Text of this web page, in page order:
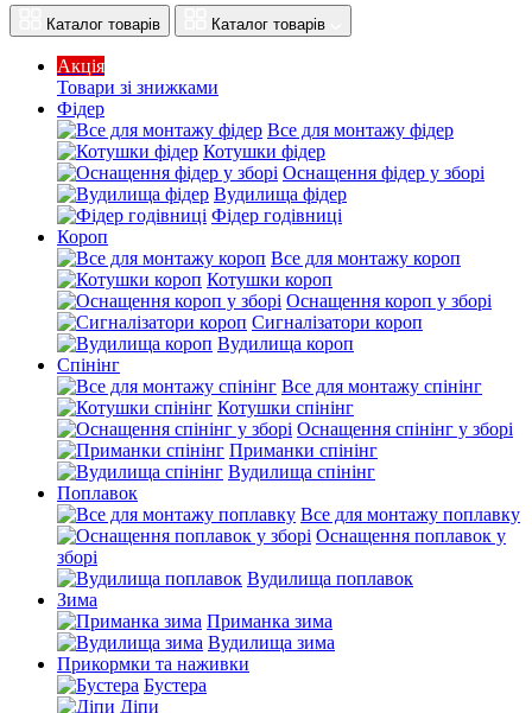
Каталог товарів Каталог товарів
Акція
Товари зі знижками
Фідер
Все для монтажу фідер
Котушки фідер
Оснащення фідер у зборі
Вудилища фідер
Фідер годівниці
Короп
Все для монтажу короп
Котушки короп
Оснащення короп у зборі
Сигналізатори короп
Вудилища короп
Спінінг
Все для монтажу спінінг
Котушки спінінг
Оснащення спінінг у зборі
Приманки спінінг
Вудилища спінінг
Поплавок
Все для монтажу поплавку
Оснащення поплавок у
зборі
Вудилища поплавок
Зима
Приманка зима
Вудилища зима
Прикормки та наживки
Бустера
Діпи